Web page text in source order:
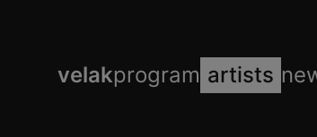
velakprogram artists